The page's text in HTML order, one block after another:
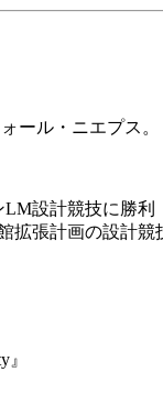
ール・ニエプス。
設計競技に勝利
拡張計画の設計競